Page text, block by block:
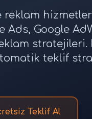
reklam
Ads, Google
stratejileri.
teklif
Teklif Al